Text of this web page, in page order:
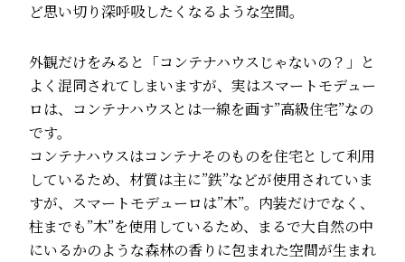
ど思い切り深呼吸したくなるような空間。
外観だけをみると「コンテナハウスじゃないの？」と
よく混同されてしまいますが、実はスマートモデュー
ロは、コンテナハウスとは一線を画す”高級住宅”なの
です。
コンテナハウスはコンテナそのものを住宅として利用
しているため、材質は主に”鉄”などが使用されていま
すが、スマートモデューロは”木”。内装だけでなく、
柱までも”木”を使用しているため、まるで大自然の中
にいるかのような森林の香りに包まれた空間が生まれ